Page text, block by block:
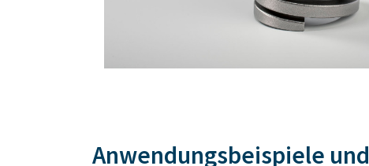
Anwendungsbeispiele